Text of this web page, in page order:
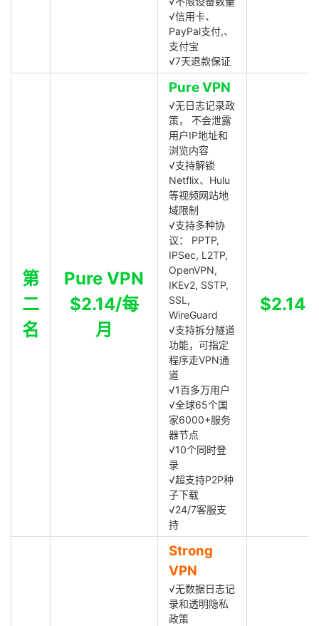
√信用卡、
PayPal支付,、
支付宝
√7天退款保证
第
二
名
Pure VPN
$2.14/每
月
Pure VPN
√无日志记录政
策， 不会泄露
用户IP地址和
浏览内容
√支持解锁
Netflix、Hulu
等视频网站地
域限制
√支持多种协
议： PPTP,
IPSec, L2TP,
OpenVPN,
IKEv2, SSTP,
SSL,
WireGuard
√支持拆分隧道
功能，可指定
程序走VPN通
道
√1百多万用户
√全球65个国
家6000+服务
器节点
√10个同时登
录
√超支持P2P种
子下载
√24/7客服支
持
$2.14
Strong
VPN
√无数据日志记
录和透明隐私
政策